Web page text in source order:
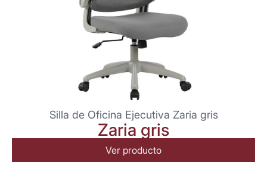
Silla de Oficina Ejecutiva Zaria gris
Zaria gris
Ver producto